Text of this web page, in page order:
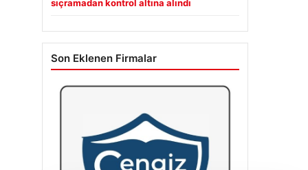
sıçramadan kontrol altına alındı
Son Eklenen Firmalar